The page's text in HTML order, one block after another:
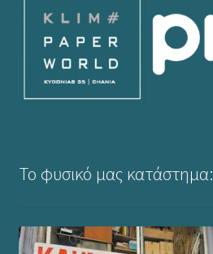
Το φυσικό μας κατάστημα: